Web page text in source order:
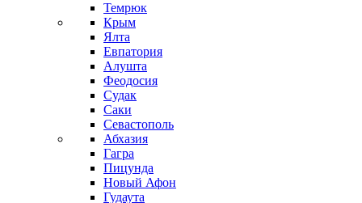
Темрюк
Крым
Ялта
Евпатория
Алушта
Феодосия
Судак
Саки
Севастополь
Абхазия
Гагра
Пицунда
Новый Афон
Гудаута